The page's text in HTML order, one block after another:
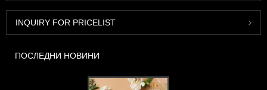
INQUIRY FOR PRICELIST
ПОСЛЕДНИ НОВИНИ